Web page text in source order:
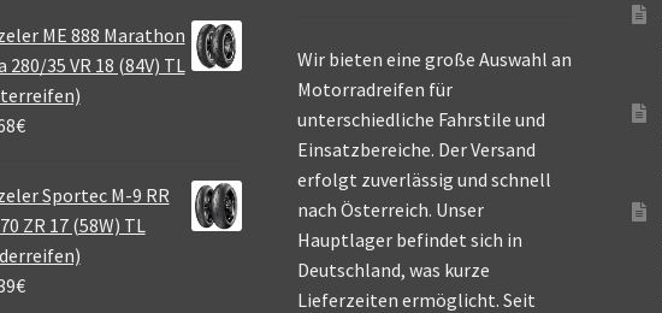
ME 888 Marathon
280/35 VR 18 (84V) TL
€
Sportec M-9 RR
ZR 17 (58W) TL
€
Wir bieten eine große Auswahl an
Motorradreifen für
unterschiedliche Fahrstile und
Einsatzbereiche. Der Versand
erfolgt zuverlässig und schnell
nach Österreich. Unser
Hauptlager befindet sich in
Deutschland, was kurze
Lieferzeiten ermöglicht. Seit